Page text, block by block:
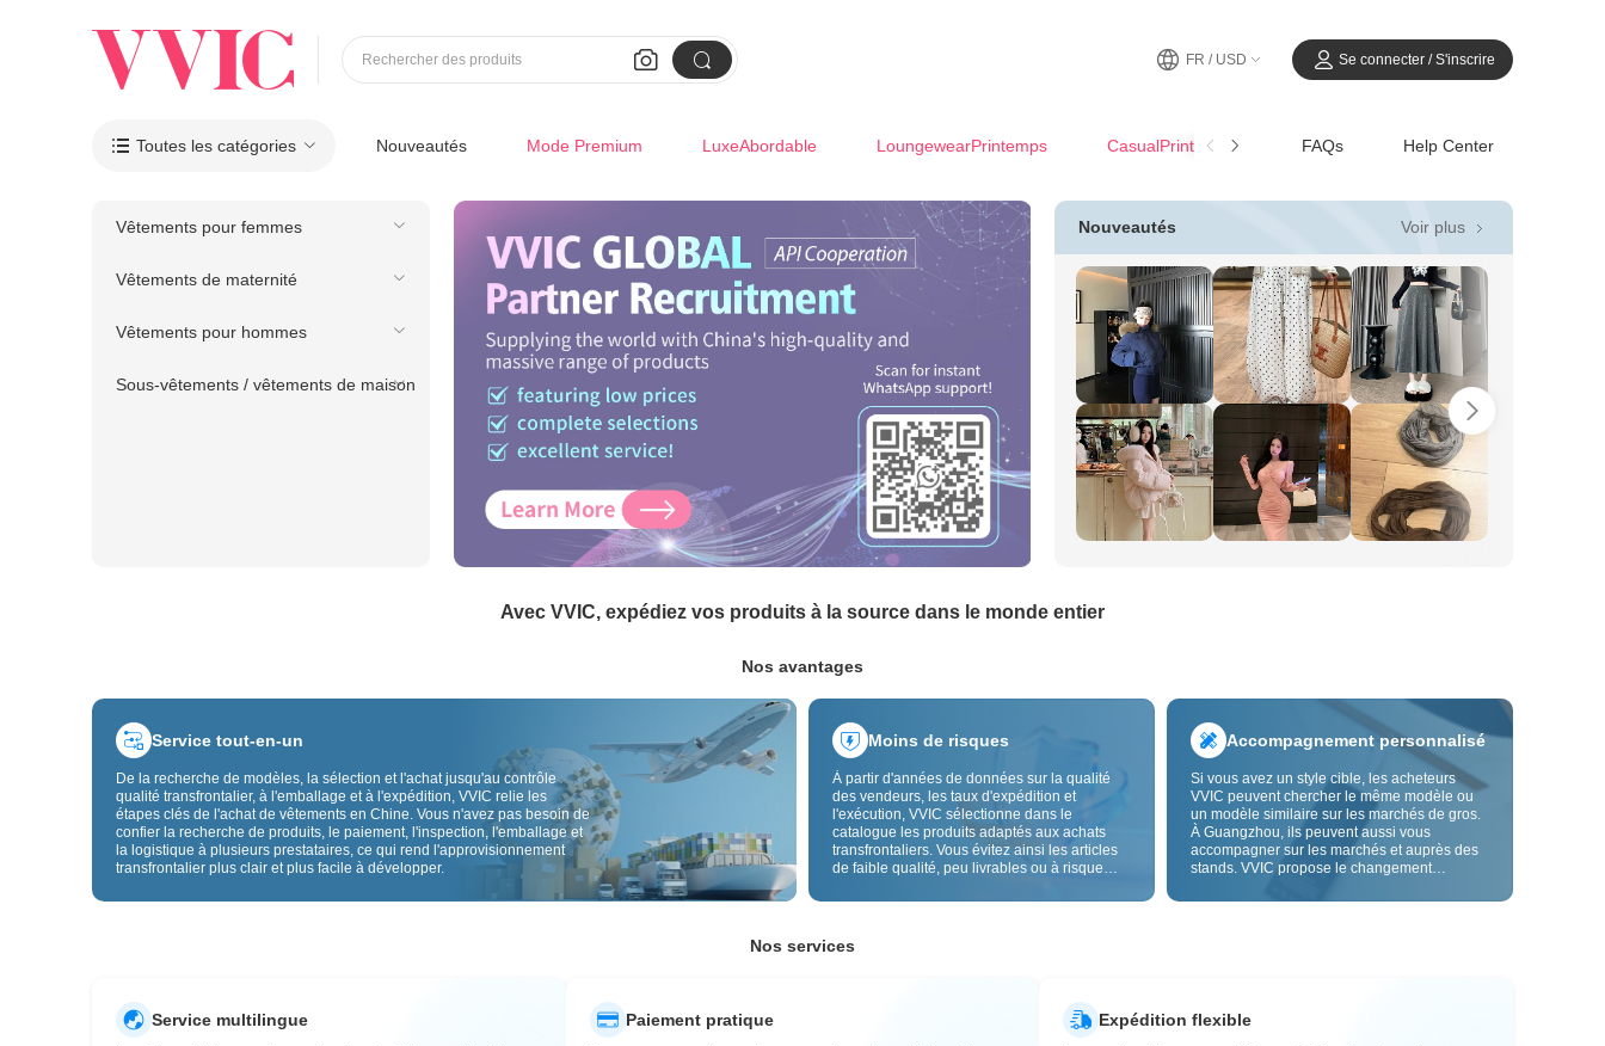
 
Rechercher des produits FR / USD Se connecter / S'inscrire
 Toutes les catégories Nouveautés Mode Premium LuxeAbordable LoungewearPrintemps CasualPrintemps-Été FAQs Help Center
Vêtements pour femmes
Vêtements de maternité
Vêtements pour hommes
Sous-vêtements / vêtements de maison
Nouveautés Voir plus 
Avec VVIC, expédiez vos produits à la source dans le monde entier
Nos avantages
Service tout-en-un
De la recherche de modèles, la sélection et l'achat jusqu'au contrôle
qualité transfrontalier, à l'emballage et à l'expédition, VVIC relie les
étapes clés de l'achat de vêtements en Chine. Vous n'avez pas besoin de
confier la recherche de produits, le paiement, l'inspection, l'emballage et
la logistique à plusieurs prestataires, ce qui rend l'approvisionnement
transfrontalier plus clair et plus facile à développer.
Moins de risques
À partir d'années de données sur la qualité
des vendeurs, les taux d'expédition et
l'exécution, VVIC sélectionne dans le
catalogue les produits adaptés aux achats
transfrontaliers. Vous évitez ainsi les articles
de faible qualité, peu livrables ou à risque
Le contrôle qualité transfrontalier et les
risques de qualité, douane et après-vente.
Accompagnement personnalisé
Si vous avez un style cible, les acheteurs
VVIC peuvent chercher le même modèle ou
un modèle similaire sur les marchés de gros.
À Guangzhou, ils peuvent aussi vous
accompagner sur les marchés et auprès des
stands. VVIC propose le changement
la personnalisation OEM par image ou
Nos services
Service multilingue Paiement pratique Expédition flexible